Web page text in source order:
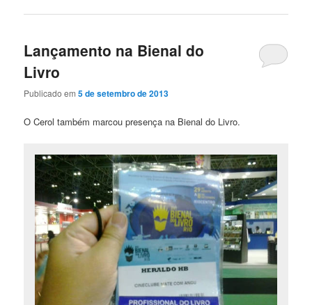
Lançamento na Bienal do
Livro
Publicado em5 de setembro de 2013
O Cerol também marcou presença na Bienal do Livro.